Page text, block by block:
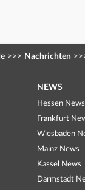
>>> Nachrichten
NEWS
Hessen News
Frankfurt
Wiesbaden
Mainz News
Kassel News
Darmstadt